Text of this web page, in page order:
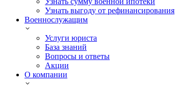
Узнать выгоду от рефинансирования
Военнослужащим
Услуги юриста
База знаний
Вопросы и ответы
Акции
О компании